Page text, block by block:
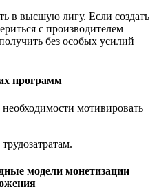
в высшую лигу. Если создать
с производителем
без особых усилий
программ
мотивировать
модели монетизации